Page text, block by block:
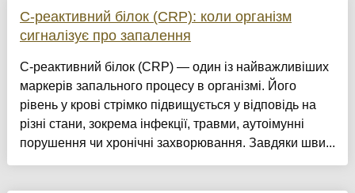
С-реактивний білок (CRP): коли організм
сигналізує про запалення
С-реактивний білок (CRP) — один із найважливіших
маркерів запального процесу в організмі. Його
рівень у крові стрімко підвищується у відповідь на
різні стани, зокрема інфекції, травми, аутоімунні
порушення чи хронічні захворювання. Завдяки шви...